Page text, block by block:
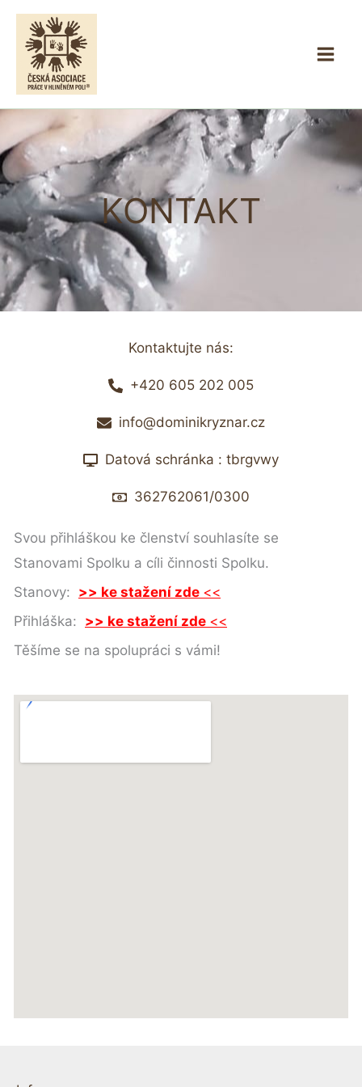
Přeskočit
obsah
KONTAKT
Kontaktujte nás:
+420 605 202 005
info@dominikryznar.cz
Datová schránka : tbrgvwy
362762061/0300
Svou přihláškou ke členství souhlasíte se
Stanovami Spolku a cíli činnosti Spolku.
Stanovy: >> ke stažení zde <<
Přihláška: >> ke stažení zde <<
Těšíme se na spolupráci s vámi!